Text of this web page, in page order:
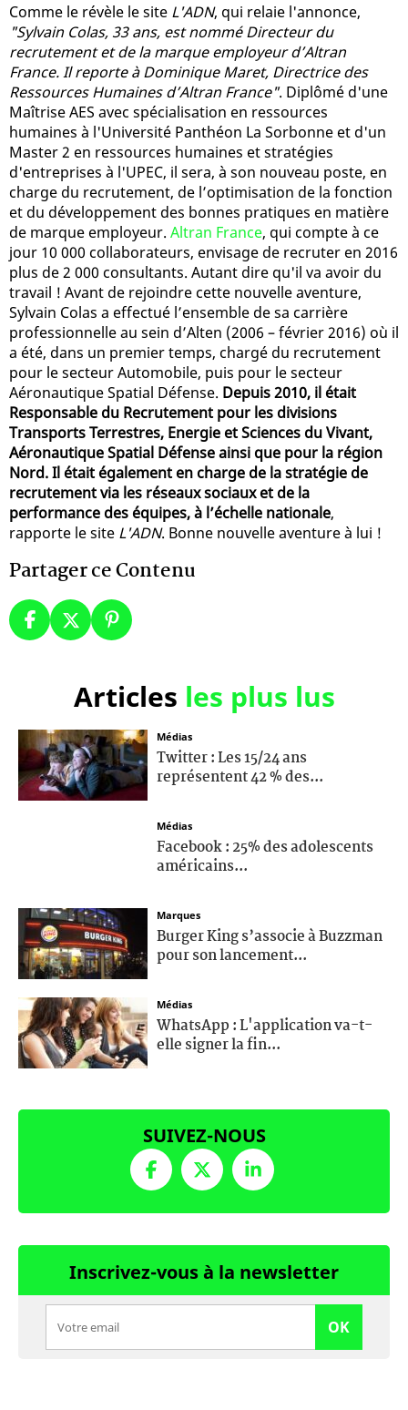
Comme le révèle le site L'ADN, qui relaie l'annonce,
"Sylvain Colas, 33 ans, est nommé Directeur du
recrutement et de la marque employeur d’Altran
France. Il reporte à Dominique Maret, Directrice des
Ressources Humaines d’Altran France". Diplômé d'une
Maîtrise AES avec spécialisation en ressources
humaines à l'Université Panthéon La Sorbonne et d'un
Master 2 en ressources humaines et stratégies
d'entreprises à l'UPEC, il sera, à son nouveau poste, en
charge du recrutement, de l’optimisation de la fonction
et du développement des bonnes pratiques en matière
de marque employeur. Altran France, qui compte à ce
jour 10 000 collaborateurs, envisage de recruter en 2016
plus de 2 000 consultants. Autant dire qu'il va avoir du
travail ! Avant de rejoindre cette nouvelle aventure,
Sylvain Colas a effectué l’ensemble de sa carrière
professionnelle au sein d’Alten (2006 – février 2016) où il
a été, dans un premier temps, chargé du recrutement
pour le secteur Automobile, puis pour le secteur
Aéronautique Spatial Défense. Depuis 2010, il était
Responsable du Recrutement pour les divisions
Transports Terrestres, Energie et Sciences du Vivant,
Aéronautique Spatial Défense ainsi que pour la région
Nord. Il était également en charge de la stratégie de
recrutement via les réseaux sociaux et de la
performance des équipes, à l’échelle nationale,
rapporte le site L'ADN. Bonne nouvelle aventure à lui !
Partager ce Contenu
Articles les plus lus
Médias
Twitter : Les 15/24 ans
représentent 42 % des...
Médias
Facebook : 25% des adolescents
américains...
Marques
Burger King s’associe à Buzzman
pour son lancement...
Médias
WhatsApp : L'application va-t-
elle signer la fin...
SUIVEZ-NOUS
Inscrivez-vous à la newsletter
OK